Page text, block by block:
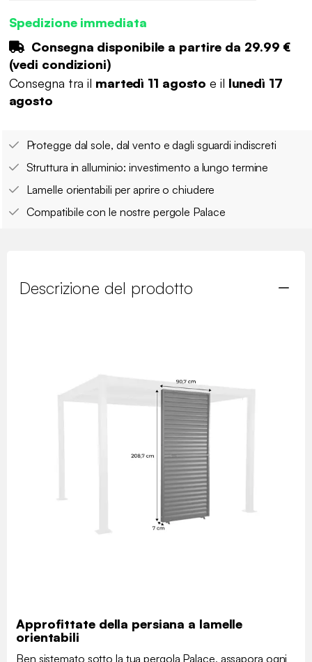
Spedizione immediata
Consegna disponibile a partire da 29.99 €
(vedi condizioni)
Consegna tra il martedì 11 agosto e il lunedì 17
agosto
Protegge dal sole, dal vento e dagli sguardi indiscreti
Struttura in alluminio: investimento a lungo termine
Lamelle orientabili per aprire o chiudere
Compatibile con le nostre pergole Palace
Descrizione del prodotto
Approfittate della persiana a lamelle
orientabili
Ben sistemato sotto la tua pergola Palace, assapora ogni